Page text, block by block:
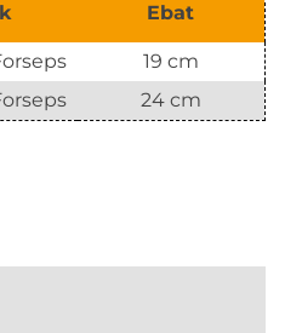
Ebat
19 cm
24 cm